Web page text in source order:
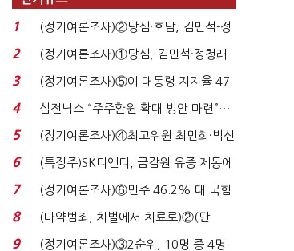
1
(정기여론조사)②당심·호남, 김민석-정
청래 '초접전'...
2
(정기여론조사)①당심, 김민석·정청래
'초접전'…대통령 ...
3
(정기여론조사)⑤이 대통령 지지율 47.
7%…일주일 만에 ...
4
삼전닉스 “주주환원 확대 방안 마련”…
로이터에 성명...
5
(정기여론조사)④최고위원 최민희·박선
원 '양강'…서미...
6
(특징주)SK디앤디, 금감원 유증 제동에
장 초반 상한가...
7
(정기여론조사)⑥민주 46.2% 대 국힘
31.0%…오차범위 밖 ...
8
(마약범죄, 처벌에서 치료로)②(단
독)"마약은 전염병…여성...
9
(정기여론조사)③2순위, 10명 중 4명